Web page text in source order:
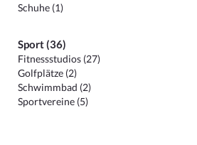
Schuhe (1)
Sport (36)
Fitnessstudios (27)
Golfplätze (2)
Schwimmbad (2)
Sportvereine (5)